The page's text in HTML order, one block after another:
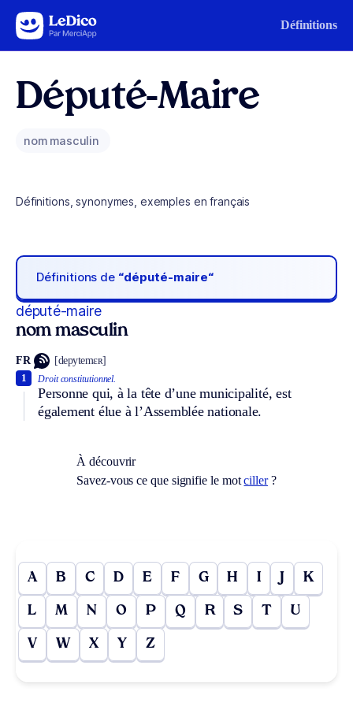
Aller au contenu Définitions
Député-Maire
nom masculin
Définitions, synonymes, exemples en français
Définitions de “député-maire“
député-maire
nom masculin
FR [depytemɛʀ]
Droit constitutionnel.
Personne qui, à la tête d’une municipalité, est
également élue à l’Assemblée nationale.
1
À découvrir
Savez-vous ce que signifie le motciller?
A B C D E F G H I J K
L M N O P Q R S T U
V W X Y Z